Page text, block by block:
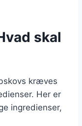
skal
kræves
Her er
ingredienser,